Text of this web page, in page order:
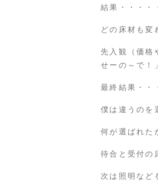
結果・・・・
どの床材も変
先入観（価格
せーの～で！
最終結果・・
僕は違うのを
何が選ばれた
待合と受付の
次は照明など